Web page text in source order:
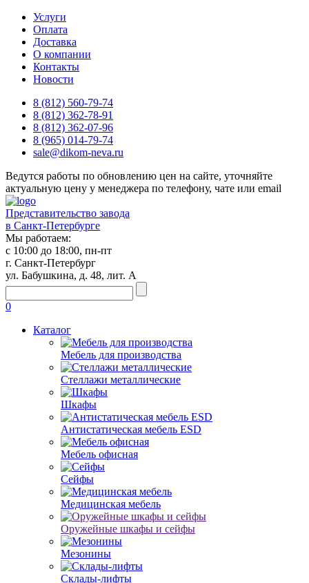
Услуги
Оплата
Доставка
О компании
Контакты
Новости
8 (812) 560-79-74
8 (812) 362-78-91
8 (812) 362-07-96
8 (965) 014-79-74
sale@dikom-neva.ru
Ведутся работы по обновлению цен на сайте, уточняйте
актуальную цену у менеджера по телефону, чате или email
Представительство завода
в Санкт-Петербурге
Мы работаем:
с 10:00 до 18:00, пн-пт
г. Санкт-Петербург
ул. Бабушкина, д. 48, лит. А
0
Каталог
Мебель для производства
Стеллажи металлические
Шкафы
Антистатическая мебель ESD
Мебель офисная
Сейфы
Медицинская мебель
Оружейные шкафы и сейфы
Мезонины
Склады-лифты